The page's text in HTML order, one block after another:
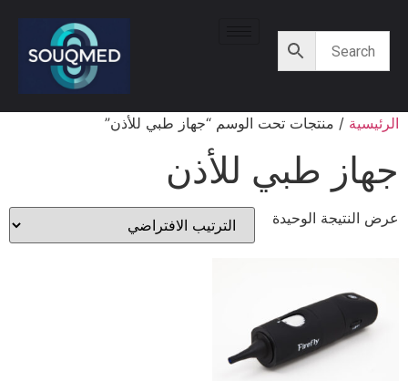
الرئيسية/ منتجات تحت الوسم “جهاز طبي للأذن”
جهاز طبي للأذن
عرض النتيجة الوحيدة